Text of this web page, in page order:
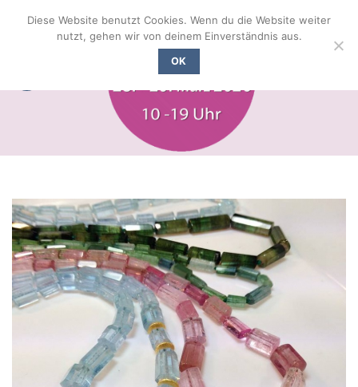
Inhalt
Diese Website benutzt Cookies. Wenn du die Website weiter
nutzt, gehen wir von deinem Einverständnis aus.
OK